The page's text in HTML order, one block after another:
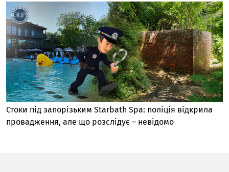
Стоки під запорізьким Starbath Spa: поліція відкрила
провадження, але що розслідує – невідомо